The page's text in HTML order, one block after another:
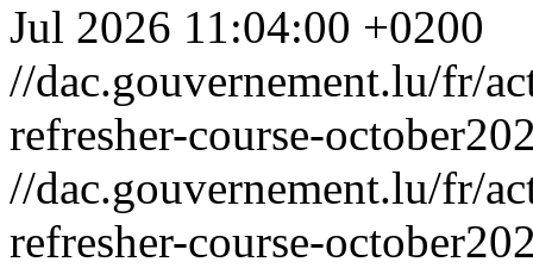
Jul 2026 11:04:00 +0200
//dac.gouvernement.lu/fr/
refresher-course-
//dac.gouvernement.lu/fr/
refresher-course-